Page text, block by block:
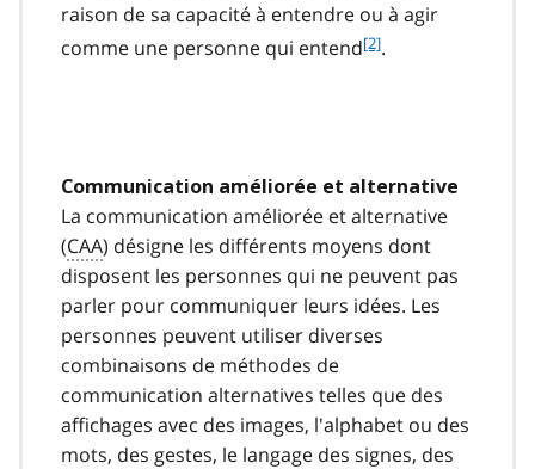
raison de sa capacité à entendre ou à agir
comme une personne qui entendf
t
e
2
[2].
Communication améliorée et alternative
La communication améliorée et alternative
(CAA) désigne les différents moyens dont
disposent les personnes qui ne peuvent pas
parler pour communiquer leurs idées. Les
personnes peuvent utiliser diverses
combinaisons de méthodes de
communication alternatives telles que des
affichages avec des images, l'alphabet ou des
mots, des gestes, le langage des signes, des